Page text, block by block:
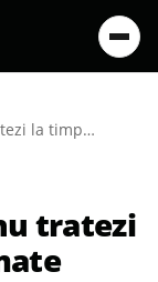
Ce se întâmplă dacă nu tratezi la timp gingiile inflamate
tratezi